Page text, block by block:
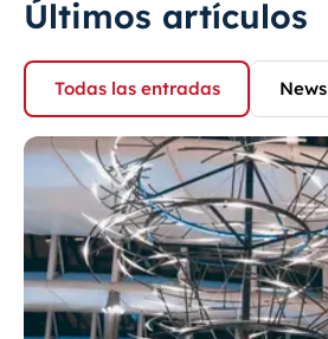
Últimos artículos
Todas las entradas News